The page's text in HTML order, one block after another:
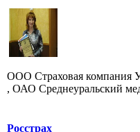
ООО Страховая компания
, ОАО Среднеуральский
Росстрах